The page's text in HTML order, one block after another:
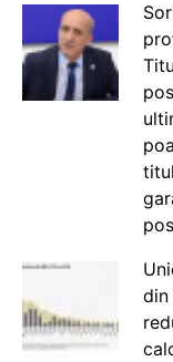
din